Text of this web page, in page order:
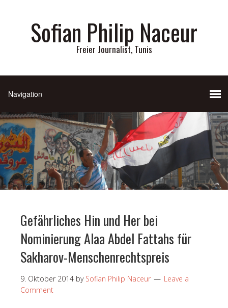
Sofian Philip Naceur
Freier Journalist, Tunis
Gefährliches Hin und Her bei
Nominierung Alaa Abdel Fattahs für
Sakharov-Menschenrechtspreis
9. Oktober 2014 by Sofian Philip Naceur
Leave a
Comment